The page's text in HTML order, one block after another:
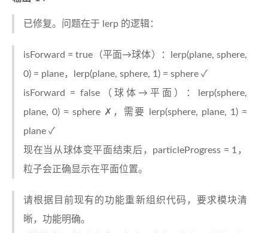
已修复。问题在于 lerp 的逻辑：
isForward = true（平面→球体）：lerp(plane, sphere,
0) = plane，lerp(plane, sphere, 1) = sphere ✓
isForward = false（球体→平面）：lerp(sphere,
plane, 0) = sphere ✗，需要 lerp(sphere, plane, 1) =
plane ✓
现在当从球体变平面结束后，particleProgress = 1，
粒子会正确显示在平面位置。
请根据目前现有的功能重新组织代码，要求模块清
晰，功能明确。